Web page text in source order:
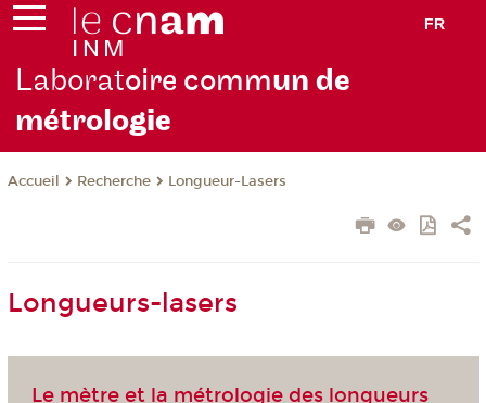
FR
Laboratoire commun de
métrologie
Accueil Recherche Longueur-Lasers
Longueurs-lasers
Le mètre et la métrologie des longueurs